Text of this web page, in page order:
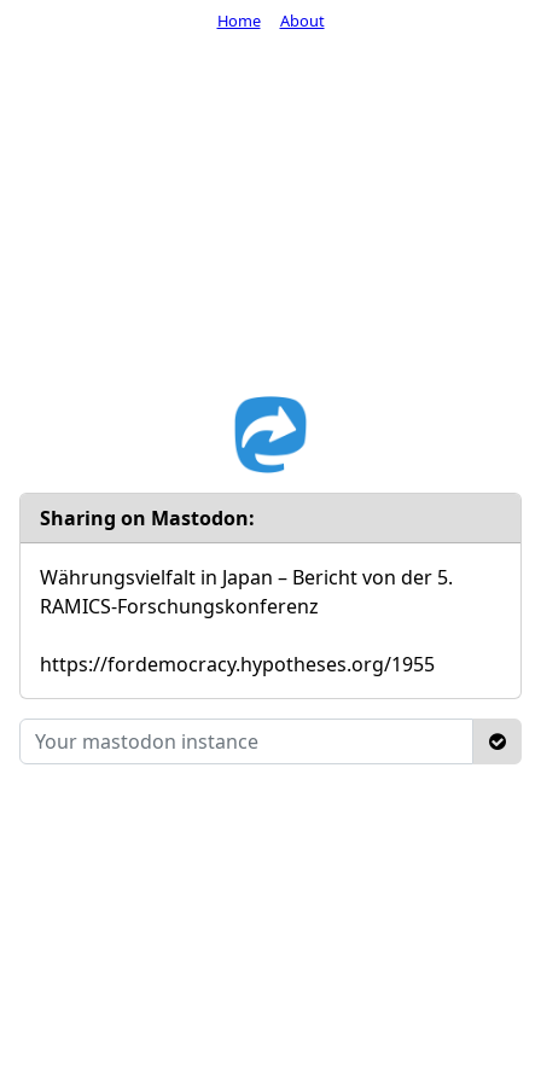
Sharing on Mastodon:
Währungsvielfalt in Japan – Bericht von der 5.
RAMICS-Forschungskonferenz
https://fordemocracy.hypotheses.org/1955
Home About